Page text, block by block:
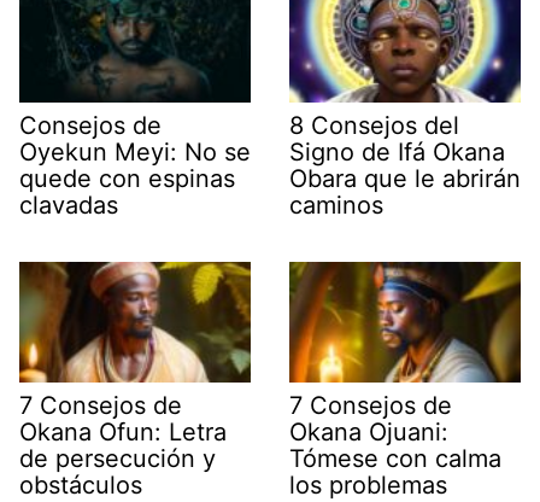
Consejos de
Oyekun Meyi: No se
quede con espinas
clavadas
8 Consejos del
Signo de Ifá Okana
Obara que le abrirán
caminos
7 Consejos de
Okana Ofun: Letra
de persecución y
obstáculos
7 Consejos de
Okana Ojuani:
Tómese con calma
los problemas